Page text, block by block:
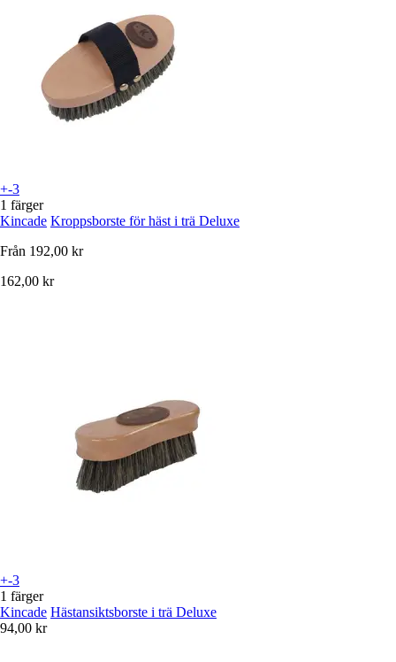
+-3
1 färger
Kincade Kroppsborste för häst i trä Deluxe
Från 192,00 kr
162,00 kr
+-3
1 färger
Kincade Hästansiktsborste i trä Deluxe
94,00 kr